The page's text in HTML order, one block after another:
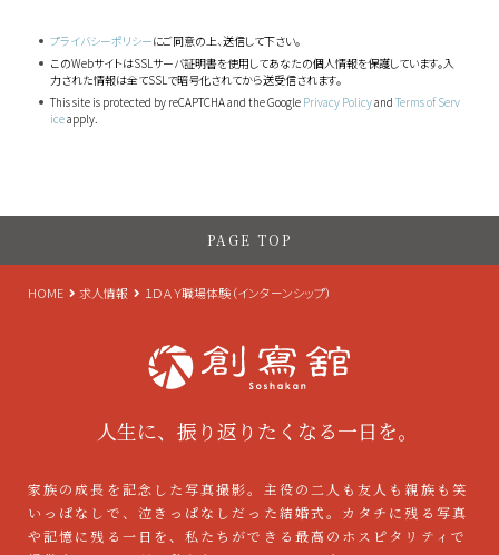
プライバシーポリシーにご同意の上、送信して下さい。
このWebサイトはSSLサーバ証明書を使用してあなたの個人情報を保護しています。入
力された情報は全てSSLで暗号化されてから送受信されます。
This site is protected by reCAPTCHA and the Google Privacy Policyand Terms of Serv
iceapply.
PAGE TOP
HOME 求人情報 １ＤＡＹ職場体験（インターンシップ）
人生に、振り返りたくなる一日を。
家族の成長を記念した写真撮影。主役の二人も友人も親族も笑
いっぱなしで、泣きっぱなしだった結婚式。カタチに残る写真
や記憶に残る一日を、私たちができる最高のホスピタリティで